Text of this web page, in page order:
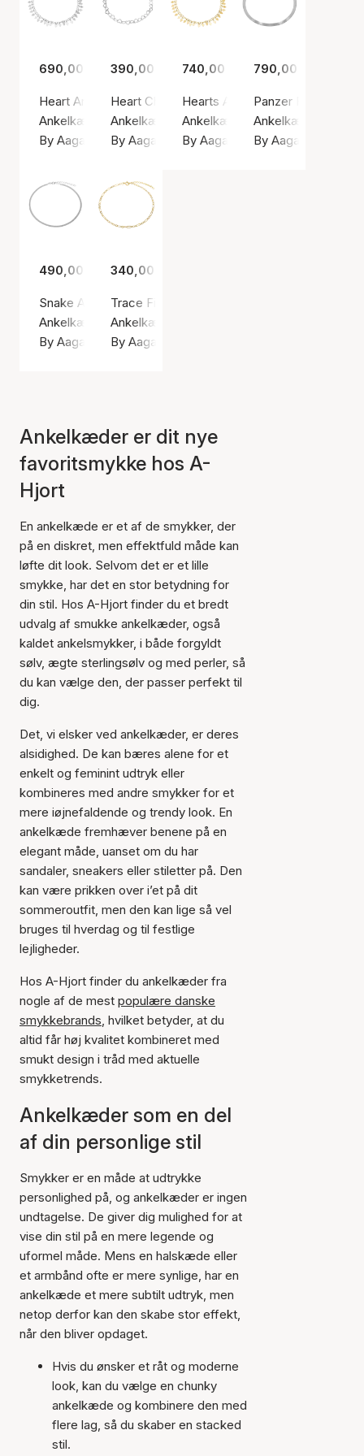
690,00 kr.
Heart Anklet
Ankelkæde, Sølv farve / Sølv sterling 925
By Aagaard
390,00 kr.
Heart Chain Anklet
Ankelkæde, Sølv farve / Sølv sterling 925
By Aagaard
740,00 kr.
Hearts Anklet
Ankelkæde, Guld farve /
By Aagaard
790,00 kr.
Panzer Flex Anklet
Ankelkæde, Sølv
By Aagaard
490,00 kr.
Snake Anklet
Ankelkæde, Sølv farve / Sølv sterling 925
By Aagaard
340,00 kr.
Trace Figaro Anklet
Ankelkæde, Guld farve / Forgyldt sølv
By Aagaard
Ankelkæder er dit nye
favoritsmykke hos A-
Hjort
En ankelkæde er et af de smykker, der
på en diskret, men effektfuld måde kan
løfte dit look. Selvom det er et lille
smykke, har det en stor betydning for
din stil. Hos A-Hjort finder du et bredt
udvalg af smukke ankelkæder, også
kaldet ankelsmykker, i både forgyldt
sølv, ægte sterlingsølv og med perler, så
du kan vælge den, der passer perfekt til
dig.
Det, vi elsker ved ankelkæder, er deres
alsidighed. De kan bæres alene for et
enkelt og feminint udtryk eller
kombineres med andre smykker for et
mere iøjnefaldende og trendy look. En
ankelkæde fremhæver benene på en
elegant måde, uanset om du har
sandaler, sneakers eller stiletter på. Den
kan være prikken over i’et på dit
sommeroutfit, men den kan lige så vel
bruges til hverdag og til festlige
lejligheder.
Hos A-Hjort finder du ankelkæder fra
nogle af de mest populære danske
smykkebrands, hvilket betyder, at du
altid får høj kvalitet kombineret med
smukt design i tråd med aktuelle
smykketrends.
Ankelkæder som en del
af din personlige stil
Smykker er en måde at udtrykke
personlighed på, og ankelkæder er ingen
undtagelse. De giver dig mulighed for at
vise din stil på en mere legende og
uformel måde. Mens en halskæde eller
et armbånd ofte er mere synlige, har en
ankelkæde et mere subtilt udtryk, men
netop derfor kan den skabe stor effekt,
når den bliver opdaget.
Hvis du ønsker et råt og moderne
look, kan du vælge en chunky
ankelkæde og kombinere den med
flere lag, så du skaber en stacked
stil.